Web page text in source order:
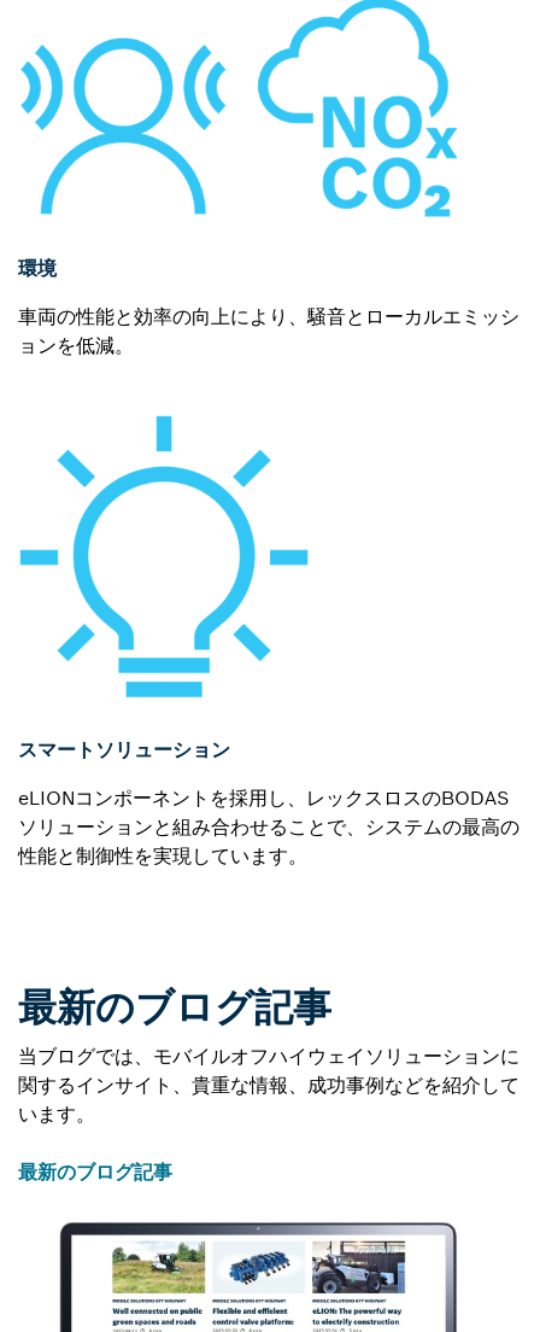
環境
車両の性能と効率の向上により、騒音とローカルエミッシ
ョンを低減。
スマートソリューション
eLIONコンポーネントを採用し、レックスロスのBODAS
ソリューションと組み合わせることで、システムの最高の
性能と制御性を実現しています。
最新のブログ記事
当ブログでは、モバイルオフハイウェイソリューションに
関するインサイト、貴重な情報、成功事例などを紹介して
います。
最新のブログ記事